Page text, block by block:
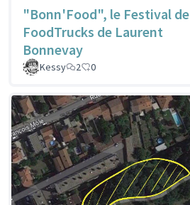
"Bonn'Food", le Festival de
FoodTrucks de Laurent
Bonnevay
Kessy 2 0